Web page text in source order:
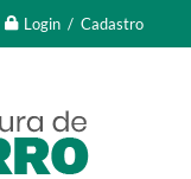
Login / Cadastro